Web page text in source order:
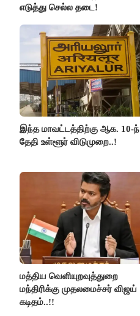
எடுத்து செல்ல தடை!
இந்த மாவட்டத்திற்கு ஆக. 10-ந்
தேதி உள்ளூர் விடுமுறை..!
மத்திய வெளியுறவுத்துறை
மந்திரிக்கு முதலமைச்சர் விஜய்
கடிதம்..!!